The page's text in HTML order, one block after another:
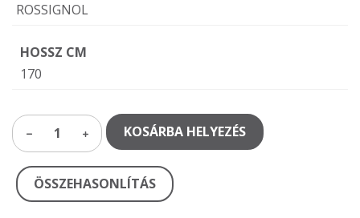
ROSSIGNOL
HOSSZ CM
170
1 KOSÁRBA HELYEZÉS
ÖSSZEHASONLÍTÁS